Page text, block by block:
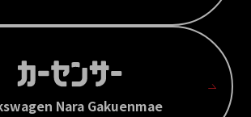
Nara Gakuenmae